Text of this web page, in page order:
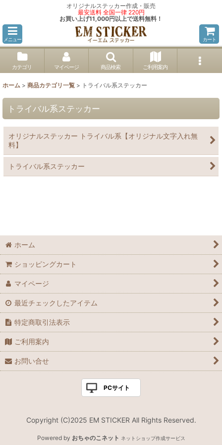
オリジナルステッカー作成・販売
最安送料 全国一律 220円
お買い上げ11,000円以上で送料無料！
メニュー カート
カテゴリ マイページ 商品検索 ご利用案内
ホーム > 商品カテゴリ一覧 > トライバル系ステッカー
トライバル系ステッカー
オリジナルステッカー トライバル系【オリジナル文字入れ無
料】
トライバル系ステッカー
ホーム
ショッピングカート
マイページ
最近チェックしたアイテム
特定商取引法表示
ご利用案内
お問い合せ
PCサイト
Copyright (C)2025 EM STICKER All Rights Reserved.
Powered by おちゃのこネット ネットショップ作成サービス